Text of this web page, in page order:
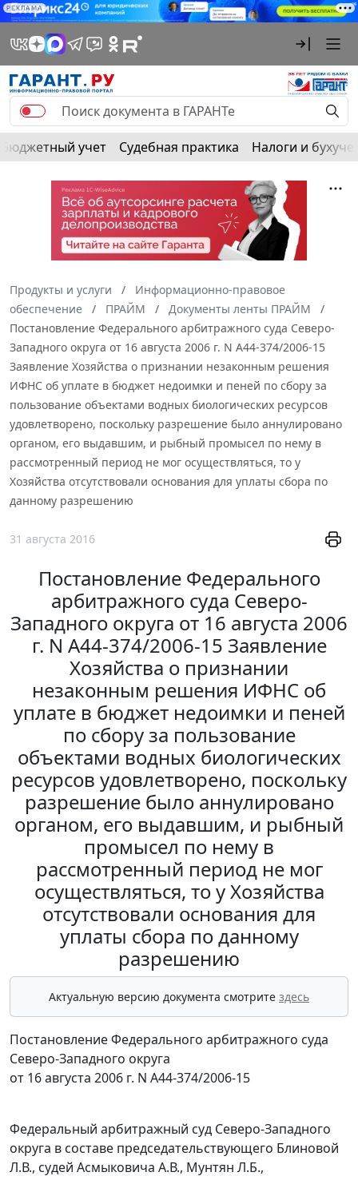
РЕКЛАМА
Бюджетный учет Судебная практика Налоги и
Продукты и услуги
Информационно-правовое
обеспечение
ПРАЙМ
Документы ленты ПРАЙМ
Постановление Федерального арбитражного суда Северо-
Западного округа от 16 августа 2006 г. N А44-374/2006-15
Заявление Хозяйства о признании незаконным решения
ИФНС об уплате в бюджет недоимки и пеней по сбору за
пользование объектами водных биологических ресурсов
удовлетворено, поскольку разрешение было аннулировано
органом, его выдавшим, и рыбный промысел по нему в
рассмотренный период не мог осуществляться, то у
Хозяйства отсутствовали основания для уплаты сбора по
данному разрешению
31 августа 2016
Постановление Федерального
арбитражного суда Северо-
Западного округа от 16 августа 2006
г. N А44-374/2006-15 Заявление
Хозяйства о признании
незаконным решения ИФНС об
уплате в бюджет недоимки и пеней
по сбору за пользование
объектами водных биологических
ресурсов удовлетворено, поскольку
разрешение было аннулировано
органом, его выдавшим, и рыбный
промысел по нему в
рассмотренный период не мог
осуществляться, то у Хозяйства
отсутствовали основания для
уплаты сбора по данному
разрешению
Актуальную версию документа смотрите здесь
Постановление Федерального арбитражного суда
Северо-Западного округа
от 16 августа 2006 г. N А44-374/2006-15
Федеральный арбитражный суд Северо-Западного
округа в составе председательствующего Блиновой
Л.В., судей Асмыковича А.В., Мунтян Л.Б.,